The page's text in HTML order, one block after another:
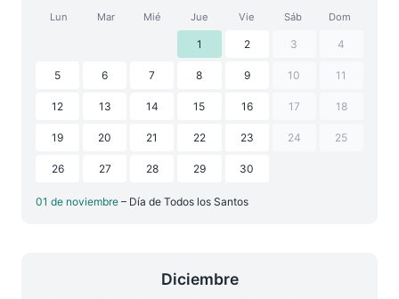
Lun Mar Mié Jue Vie Sáb Dom
1 2 3 4
5 6 7 8 9 10 11
12 13 14 15 16 17 18
19 20 21 22 23 24 25
26 27 28 29 30
01 de noviembre – Día de Todos los Santos
Diciembre